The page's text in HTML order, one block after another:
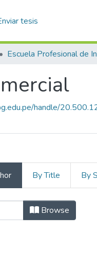
tesis
handle/
By Title By
by
Browse